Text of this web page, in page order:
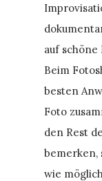
auf
Beim
besten
Foto
den Rest
bemerken,
wie